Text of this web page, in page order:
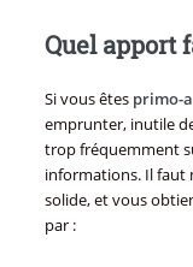
Quel apport
Si vous êtes primo-
emprunter, inutile
trop fréquemment
informations. Il faut
solide, et vous
par :